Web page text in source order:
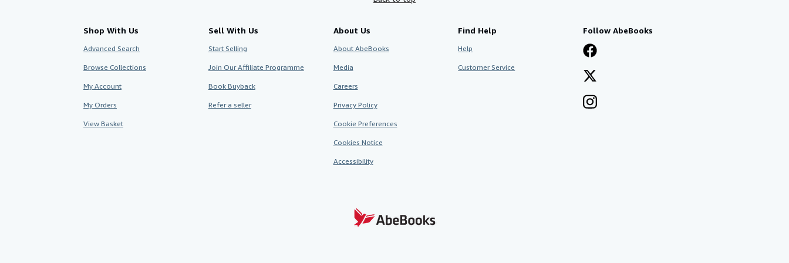
Shop With Us
Advanced Search
Browse Collections
My Account
My Orders
View Basket
Sell With Us
Start Selling
Join Our Affiliate Programme
Book Buyback
Refer a seller
About Us
About AbeBooks
Media
Careers
Privacy Policy
Cookie Preferences
Cookies Notice
Accessibility
Find Help
Help
Customer Service
Follow AbeBooks